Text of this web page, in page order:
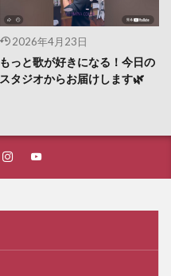
2026年4月23日
もっと歌が好きになる！今日の
スタジオからお届けします🌿